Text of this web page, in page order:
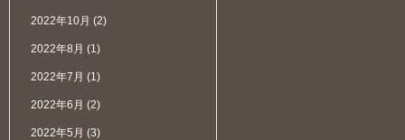
2022年10月 (2)
2022年8月 (1)
2022年7月 (1)
2022年6月 (2)
2022年5月 (3)